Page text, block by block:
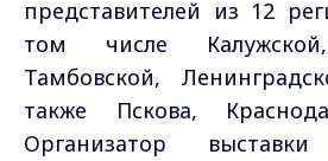
представителей из 12
том числе Калужской,
Тамбовской,
также Пскова,
Организатор